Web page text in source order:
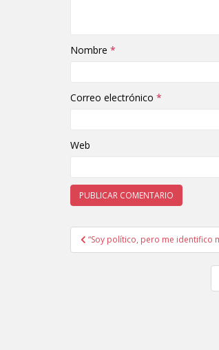
Nombre *
Correo electrónico *
Web
Navegación de
“Soy político, pero me identifico